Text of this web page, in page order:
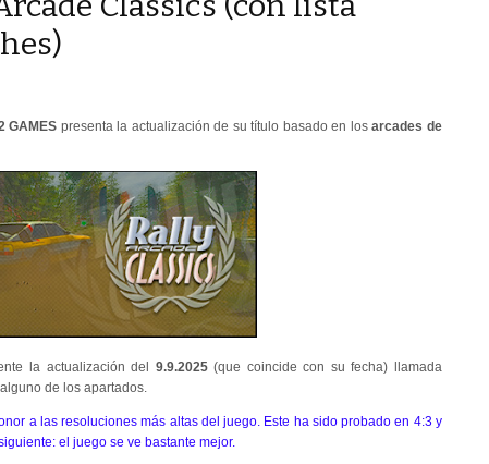
GAMES presenta la actualización de su título basado en losarcades de
la actualización del 9.9.2025(que coincide con su fecha) llamada
de los apartados.
a las resoluciones más altas del juego. Este ha sido probado en 4:3 y
el juego se ve bastante mejor.